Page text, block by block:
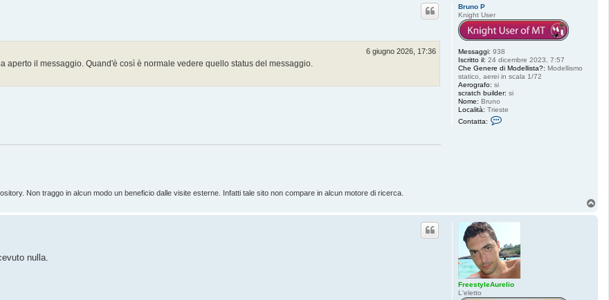
Bruno P
Knight User
Messaggi: 938
Iscritto il: 24 dicembre 2023, 7:57
Che Genere di Modellista?: Modellismo
statico, aerei in scala 1/72
Aerografo: si
scratch builder: si
Nome: Bruno
Località: Trieste
Contatta:
o
6 giugno 2026, 17:36
aperto il messaggio. Quand'è così è normale vedere quello status del messaggio.
Non traggo in alcun modo un beneficio dalle visite esterne. Infatti tale sito non compare in alcun motore di ricerca.
FreestyleAurelio
L'eletto
nulla.